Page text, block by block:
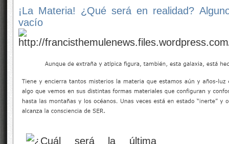
¡La Materia! ¿Qué será en realidad?
vacío